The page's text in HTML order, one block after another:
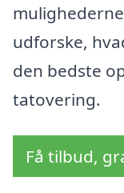
udforske,
den bedste
tatovering.
Få tilbud,